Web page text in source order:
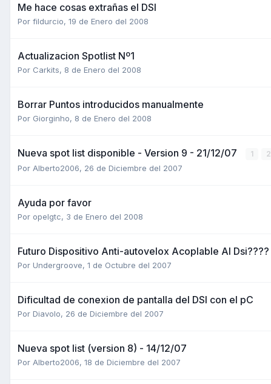
Me hace cosas extrañas el DSI
Por fildurcio, 19 de Enero del 2008
Actualizacion Spotlist Nº1
Por Carkits, 8 de Enero del 2008
Borrar Puntos introducidos manualmente
Por Giorginho, 8 de Enero del 2008
Nueva spot list disponible - Version 9 - 21/12/07 1 2
Por Alberto2006, 26 de Diciembre del 2007
Ayuda por favor
Por opelgtc, 3 de Enero del 2008
Futuro Dispositivo Anti-autovelox Acoplable Al Dsi????
Por Undergroove, 1 de Octubre del 2007
Dificultad de conexion de pantalla del DSI con el pC
Por Diavolo, 26 de Diciembre del 2007
Nueva spot list (version 8) - 14/12/07
Por Alberto2006, 18 de Diciembre del 2007